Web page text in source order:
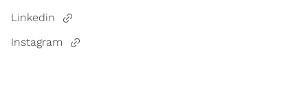
Linkedin
Instagram